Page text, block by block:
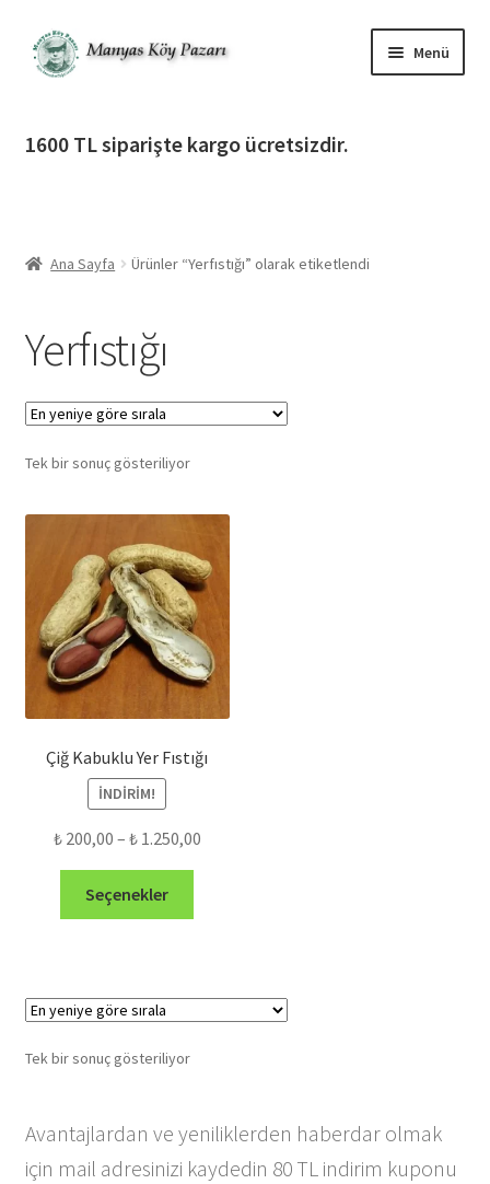
Dolaşıma
geç
İçeriğe
geç
Menü
İletişim
1600 TL siparişte kargo ücretsizdir.
Ana Sayfa Ürünler “Yerfıstığı” olarak etiketlendi
Yerfıstığı
Tek bir sonuç gösteriliyor
Çiğ Kabuklu Yer Fıstığı
İNDIRIM!
₺200,00 – ₺1.250,00Fiyat
Seçenekler
var.
seçilebilir
Tek bir sonuç gösteriliyor
Avantajlardan ve yeniliklerden haberdar olmak
için mail adresinizi kaydedin 80 TL indirim kuponu